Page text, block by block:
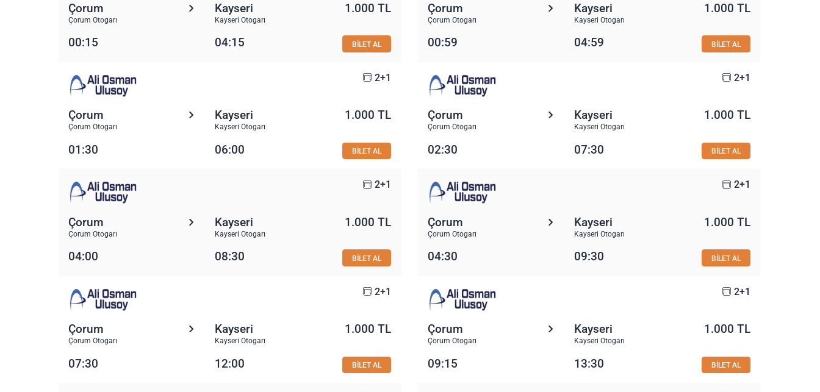
Çorum
Çorum Otogarı
Kayseri
Kayseri Otogarı
1.000 TL
00:15 04:15 BİLET AL
Çorum
Çorum Otogarı
Kayseri
Kayseri Otogarı
1.000 TL
00:59 04:59 BİLET AL
2+1
Çorum
Çorum Otogarı
Kayseri
Kayseri Otogarı
1.000 TL
01:30 06:00 BİLET AL
2+1
Çorum
Çorum Otogarı
Kayseri
Kayseri Otogarı
1.000 TL
02:30 07:30 BİLET AL
2+1
Çorum
Çorum Otogarı
Kayseri
Kayseri Otogarı
1.000 TL
04:00 08:30 BİLET AL
2+1
Çorum
Çorum Otogarı
Kayseri
Kayseri Otogarı
1.000 TL
04:30 09:30 BİLET AL
2+1
Çorum
Çorum Otogarı
Kayseri
Kayseri Otogarı
1.000 TL
07:30 12:00 BİLET AL
2+1
Çorum
Çorum Otogarı
Kayseri
Kayseri Otogarı
1.000 TL
09:15 13:30 BİLET AL